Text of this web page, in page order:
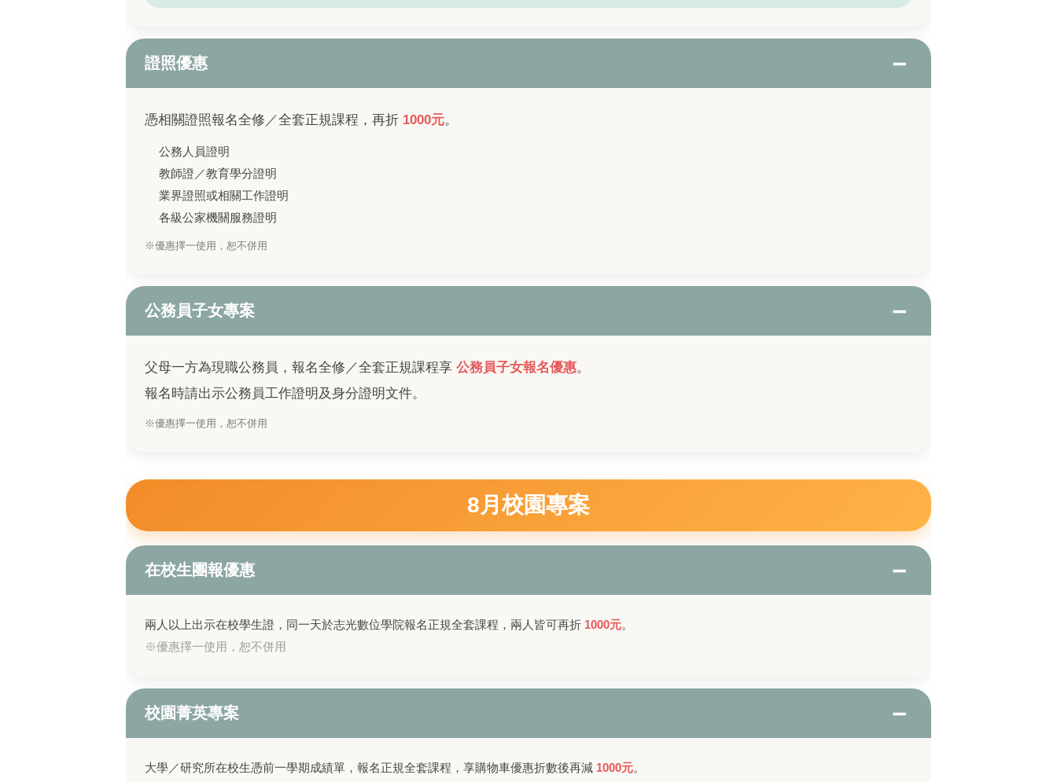
證照優惠
憑相關證照報名全修／全套正規課程，再折 1000元。
公務人員證明
教師證／教育學分證明
業界證照或相關工作證明
各級公家機關服務證明
※優惠擇一使用，恕不併用
公務員子女專案
父母一方為現職公務員，報名全修／全套正規課程享 公務員子女報名優惠。
報名時請出示公務員工作證明及身分證明文件。
※優惠擇一使用，恕不併用
8月校園專案
在校生團報優惠
兩人以上出示在校學生證，同一天於志光數位學院報名正規全套課程，兩人皆可再折 1000元。
※優惠擇一使用，恕不併用
校園菁英專案
大學／研究所在校生憑前一學期成績單，報名正規全套課程，享購物車優惠折數後再減 1000元。